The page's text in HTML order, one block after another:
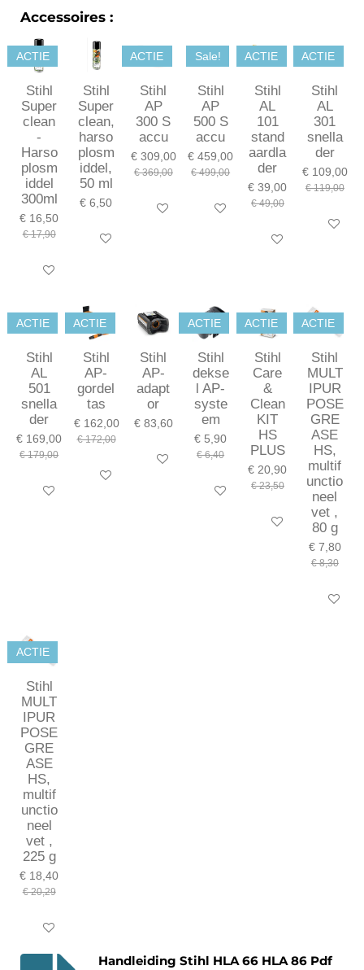
Accessoires :
ACTIE
Stihl
Super
clean
-
Harso
plosm
iddel
300ml
€ 16,50
€ 17,90
In winkelwagen
Stihl
Super
clean,
harso
plosm
iddel,
50 ml
€ 6,50
In winkelwagen
ACTIE
Stihl
AP
300 S
accu
€ 309,00
€ 369,00
In winkelwagen
Sale!
Stihl
AP
500 S
accu
€ 459,00
€ 499,00
In winkelwagen
ACTIE
Stihl
AL
101
stand
aardla
der
€ 39,00
€ 49,00
In winkelwagen
ACTIE
Stihl
AL
301
snella
der
€ 109,00
€ 119,00
In
ACTIE
Stihl
AL
501
snella
der
€ 169,00
€ 179,00
In winkelwagen
ACTIE
Stihl
AP-
gordel
tas
€ 162,00
€ 172,00
In winkelwagen
Stihl
AP-
adapt
or
€ 83,60
In winkelwagen
ACTIE
Stihl
dekse
l AP-
syste
em
€ 5,90
€ 6,40
In winkelwagen
ACTIE
Stihl
Care
&
Clean
KIT
HS
PLUS
€ 20,90
€ 23,50
In winkelwagen
ACTIE
Stihl
MULT
IPUR
POSE
GRE
ASE
HS,
multif
unctio
neel
vet ,
80 g
€ 7,80
€ 8,30
In
ACTIE
Stihl
MULT
IPUR
POSE
GRE
ASE
HS,
multif
unctio
neel
vet ,
225 g
€ 18,40
€ 20,29
In winkelwagen
Handleiding Stihl HLA 66 HLA 86 Pdf